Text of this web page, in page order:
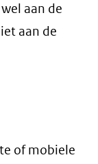
aan de
aan de
of mobiele